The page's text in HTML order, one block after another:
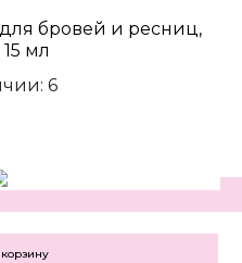
бровей и ресниц,
мл
6